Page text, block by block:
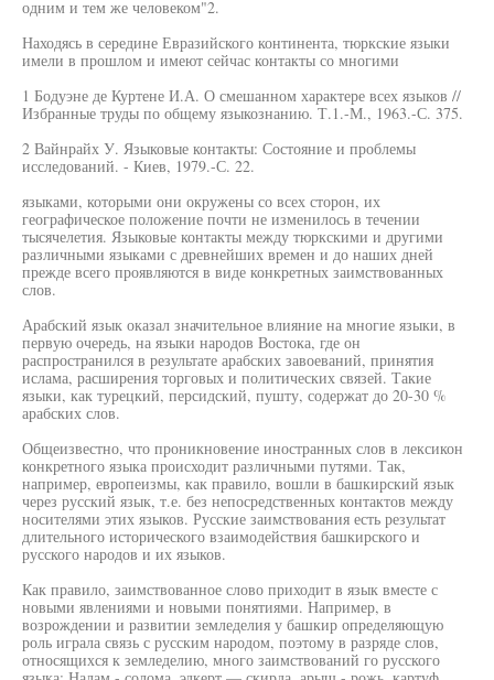
одним и тем же человеком"2.
Находясь в середине Евразийского континента, тюркские языки
имели в прошлом и имеют сейчас контакты со многими
1 Бодуэне де Куртене И.А. О смешанном характере всех языков //
Избранные труды по общему языкознанию. Т.1.-М., 1963.-С. 375.
2 Вайнрайх У. Языковые контакты: Состояние и проблемы
исследований. - Киев, 1979.-С. 22.
языками, которыми они окружены со всех сторон, их
географическое положение почти не изменилось в течении
тысячелетия. Языковые контакты между тюркскими и другими
различными языками с древнейших времен и до наших дней
прежде всего проявляются в виде конкретных заимствованных
слов.
Арабский язык оказал значительное влияние на многие языки, в
первую очередь, на языки народов Востока, где он
распространился в результате арабских завоеваний, принятия
ислама, расширения торговых и политических связей. Такие
языки, как турецкий, персидский, пушту, содержат до 20-30 %
арабских слов.
Общеизвестно, что проникновение иностранных слов в лексикон
конкретного языка происходит различными путями. Так,
например, европеизмы, как правило, вошли в башкирский язык
через русский язык, т.е. без непосредственных контактов между
носителями этих языков. Русские заимствования есть результат
длительного исторического взаимодействия башкирского и
русского народов и их языков.
Как правило, заимствованное слово приходит в язык вместе с
новыми явлениями и новыми понятиями. Например, в
возрождении и развитии земледелия у башкир определяющую
роль играла связь с русским народом, поэтому в разряде слов,
относящихся к земледелию, много заимствований го русского